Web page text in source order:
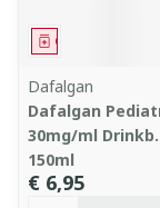
Geneesmiddel
Dafalgan
Dafalgan
30mg/ml
150ml
€ 6,95